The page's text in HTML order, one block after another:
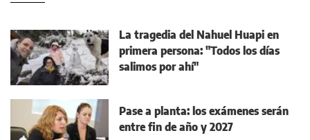
La tragedia del Nahuel Huapi en
primera persona: "Todos los días
salimos por ahí"
Pase a planta: los exámenes serán
entre fin de año y 2027